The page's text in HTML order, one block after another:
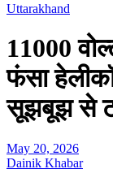
Uttarakhand
11000
फंसा
सूझबूझ से
May 20, 2026
Dainik Khabar